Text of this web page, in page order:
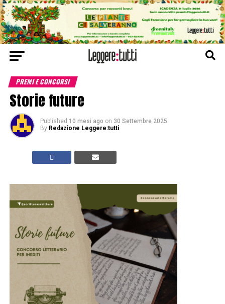
PREMI E CONCORSI
Storie future
Published 10 mesi ago on 30 Settembre 2025
By Redazione Leggere:tutti